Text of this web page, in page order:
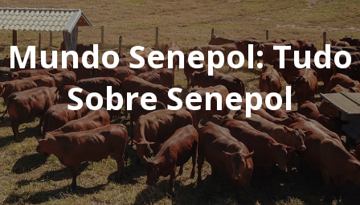
Mundo Senepol: Tudo
Sobre Senepol